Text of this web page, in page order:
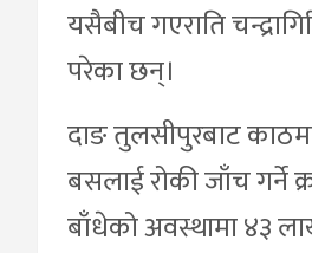
यसैबीच गएराति
परेका छन्।
दाङ तुलसीपुरबाट
बसलाई रोकी जाँच गर्ने
बाँधेको अवस्थामा ४३